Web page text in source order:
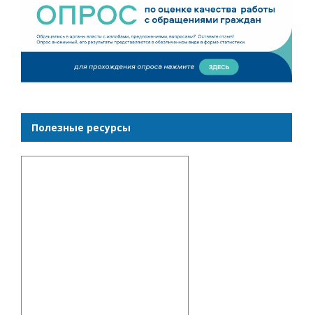
Полезные ресурсы